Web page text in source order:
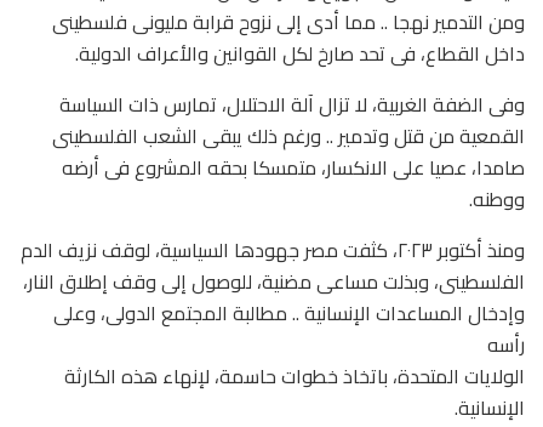
ومن التدمير نهجا .. مما أدى إلى نزوح قرابة مليونى فلسطينى
داخل القطاع، فى تحد صارخ لكل القوانين والأعراف الدولية.
وفى الضفة الغربية، لا تزال آلة الاحتلال، تمارس ذات السياسة
القمعية من قتل وتدمير .. ورغم ذلك يبقى الشعب الفلسطينى
صامدا، عصيا على الانكسار، متمسكا بحقه المشروع فى أرضه
ووطنه.
ومنذ أكتوبر ٢٠٢٣، كثفت مصر جهودها السياسية، لوقف نزيف الدم
الفلسطينى، وبذلت مساعى مضنية، للوصول إلى وقف إطلاق النار،
وإدخال المساعدات الإنسانية .. مطالبة المجتمع الدولى، وعلى
رأسه
الولايات المتحدة، باتخاذ خطوات حاسمة، لإنهاء هذه الكارثة
الإنسانية.